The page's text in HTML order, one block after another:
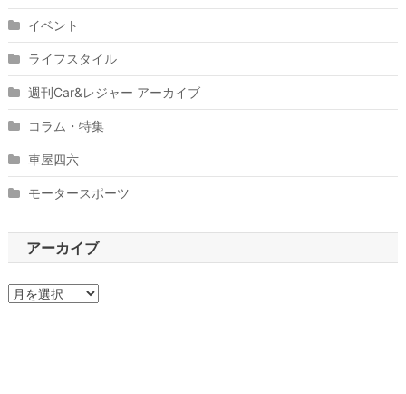
イベント
ライフスタイル
週刊Car&レジャー アーカイブ
コラム・特集
車屋四六
モータースポーツ
アーカイブ
ア